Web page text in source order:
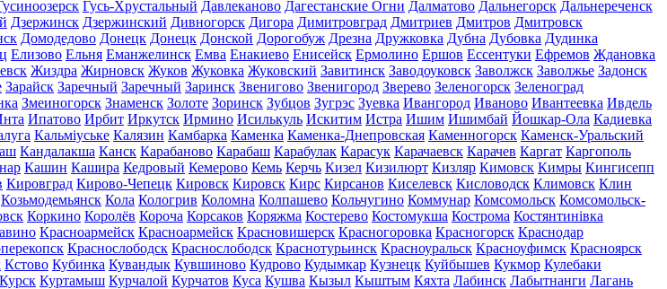
Гусь-Хрустальный Давлеканово Дагестанские Огни Далматово Дальнегорск Дальнереченск
Дзержинск Дзержинский Дивногорск Дигора Димитровград Дмитриев Дмитров Дмитровск
Домодедово Донецк Донецк Донской Дорогобуж Дрезна Дружковка Дубна Дубовка Дудинка
Елизово Ельня Еманжелинск Емва Енакиево Енисейск Ермолино Ершов Ессентуки Ефремов Ждановка
Жиздра Жирновск Жуков Жуковка Жуковский Завитинск Заводоуковск Заволжск Заволжье Задонск
Зарайск Заречный Заречный Заринск Звенигово Звенигород Зверево Зеленогорск Зеленоград
Змеиногорск Знаменск Золоте Зоринск Зубцов Зугрэс Зуевка Ивангород Иваново Ивантеевка Ивдель
Ипатово Ирбит Иркутск Ирмино Исилькуль Искитим Истра Ишим Ишимбай Йошкар-Ола Кадиевка
Кальміуське Калязин Камбарка Каменка Каменка-Днепровская Каменногорск Каменск-Уральский
Кандалакша Канск Карабаново Карабаш Карабулак Карасук Карачаевск Карачев Каргат Каргополь
Кашин Кашира Кедровый Кемерово Кемь Керчь Кизел Кизилюрт Кизляр Кимовск Кимры Кингисепп
Кировград Кирово-Чепецк Кировск Кировск Кирс Кирсанов Киселевск Кисловодск Климовск Клин
Козьмодемьянск Кола Кологрив Коломна Колпашево Кольчугино Коммунар Комсомольск Комсомольск-
Коркино Королёв Короча Корсаков Коряжма Костерево Костомукша Кострома Костянтинівка
Красноармейск Красноармейск Красновишерск Красногоровка Красногорск Краснодар
Краснослободск Краснослободск Краснотурьинск Красноуральск Красноуфимск Красноярск
Кстово Кубинка Кувандык Кувшиново Кудрово Кудымкар Кузнецк Куйбышев Кукмор Кулебаки
Курск Куртамыш Курчалой Курчатов Куса Кушва Кызыл Кыштым Кяхта Лабинск Лабытнанги Лагань